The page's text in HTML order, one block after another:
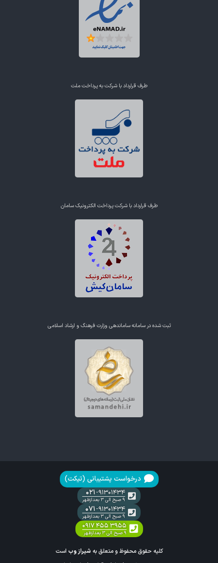
طرف قرارداد با شرکت به پرداخت ملت
طرف قرارداد با شرکت پرداخت الکترونیک سامان
ثبت شده در سامانه ساماندهی وزارت فرهنگ و ارشاد اسلامی
درخواست پشتیبانی (تیکت)
۰۲۱-۹۱۳۰۱۴۳۴
۹ صبح الی ۳ بعدازظهر
۰۷۱-۹۱۳۰۱۴۳۴
۹ صبح الی ۳ بعدازظهر
۰۹۱۷ ۴۵۵ ۳۹۵۵
۹ صبح الی ۳ بعدازظهر
کلیه حقوق محفوظ و متعلق به شیراز وب است